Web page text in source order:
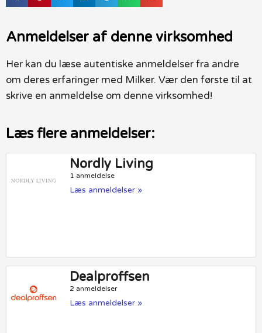
Anmeldelser af denne virksomhed
Her kan du læse autentiske anmeldelser fra andre
om deres erfaringer med Milker. Vær den første til at
skrive en anmeldelse om denne virksomhed!
Læs flere anmeldelser:
Nordly Living
1 anmeldelse
Læs anmeldelser »
Dealproffsen
2 anmeldelser
Læs anmeldelser »